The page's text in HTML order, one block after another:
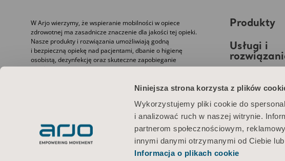
Niniejsza strona korzysta z plików
Wykorzystujemy pliki cookie do
i analizować ruch w naszej witrynie.
partnerom społecznościowym,
innymi danymi otrzymanymi od Ciebie
Informacja o plikach cookie
W Arjo wierzymy, że wspieranie mobilności w opiece
zdrowotnej ma zasadnicze znaczenie dla jakości tej opieki.
Nasze produkty i rozwiązania umożliwiają godną
i bezpieczną opiekę nad pacjentami, dbanie o higienę
osobistą, dezynfekcję oraz skuteczne zapobieganie
odleżynom i żylnej chorobie zakrzepowo-zatorowej. Dzięki
letniemu doświadczeniu w realizowaniu potrzeb pacjentów
wyników w pracy z osobami o ograniczonej sprawności
Produkty
Usługi i
O nas
Kontakt
Polityka prywatności Polityka internetowa Informacja o plikach